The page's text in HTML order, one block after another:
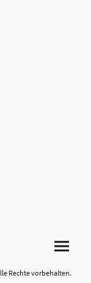
Rechte vorbehalten.